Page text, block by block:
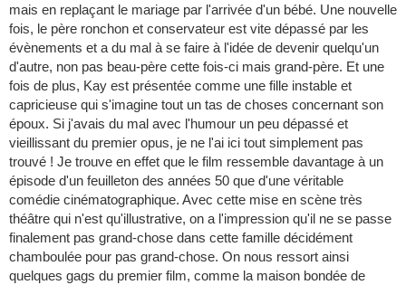
mais en replaçant le mariage par l'arrivée d'un bébé. Une nouvelle
fois, le père ronchon et conservateur est vite dépassé par les
évènements et a du mal à se faire à l'idée de devenir quelqu'un
d'autre, non pas beau-père cette fois-ci mais grand-père. Et une
fois de plus, Kay est présentée comme une fille instable et
capricieuse qui s'imagine tout un tas de choses concernant son
époux. Si j'avais du mal avec l'humour un peu dépassé et
vieillissant du premier opus, je ne l'ai ici tout simplement pas
trouvé ! Je trouve en effet que le film ressemble davantage à un
épisode d'un feuilleton des années 50 que d'une véritable
comédie cinématographique. Avec cette mise en scène très
théâtre qui n'est qu'illustrative, on a l'impression qu'il ne se passe
finalement pas grand-chose dans cette famille décidément
chamboulée pour pas grand-chose. On nous ressort ainsi
quelques gags du premier film, comme la maison bondée de